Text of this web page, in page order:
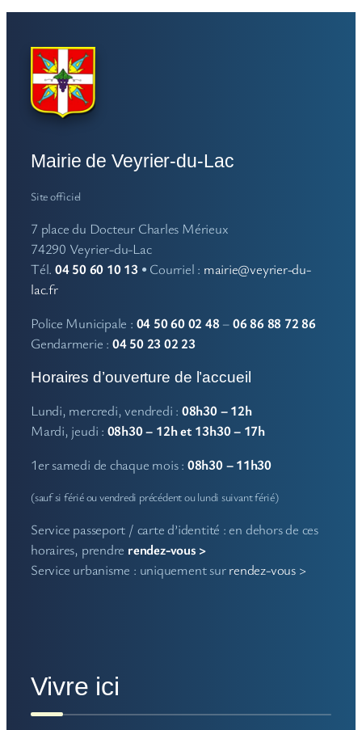
Mairie de Veyrier-du-Lac
Site officiel
7 place du Docteur Charles Mérieux
74290 Veyrier-du-Lac
Tél. 04 50 60 10 13• Courriel : mairie@veyrier-du-
lac.fr
Police Municipale : 04 50 60 02 48 –06 86 88 72 86
Gendarmerie : 04 50 23 02 23
Horaires d’ouverture de l’accueil
Lundi, mercredi, vendredi : 08h30 – 12h
Mardi, jeudi : 08h30 – 12h et 13h30 – 17h
1er samedi de chaque mois : 08h30 – 11h30
(sauf si férié ou vendredi précédent ou lundi suivant férié)
Service passeport / carte d’identité : en dehors de ces
horaires, prendre rendez-vous >
Service urbanisme : uniquement surrendez-vous >
Vivre ici